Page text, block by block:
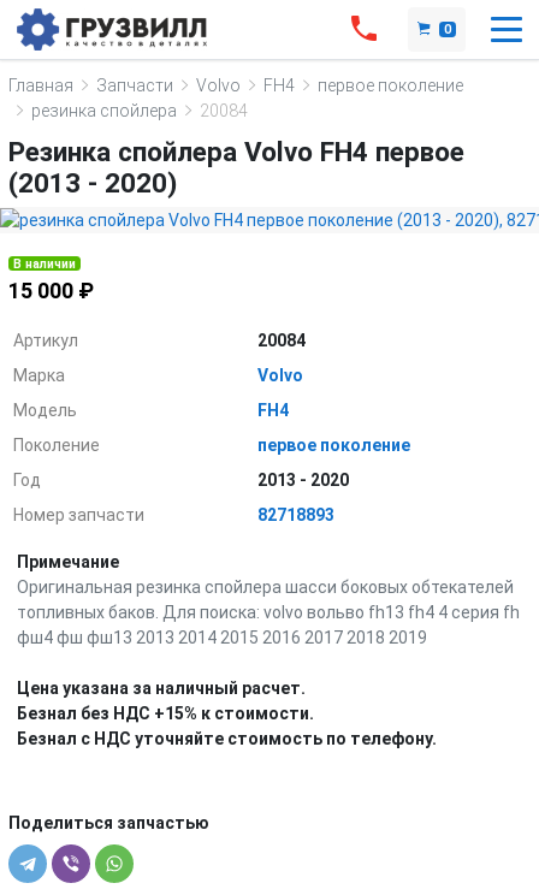
0
Главная Запчасти Volvo FH4
первое поколение
резинка спойлера
20084
Резинка спойлера Volvo FH4 первое
(2013 - 2020)
В наличии
15 000 ₽
Артикул
20084
Марка
Volvo
Модель
FH4
Поколение
первое поколение
Год
2013 - 2020
Номер запчасти
82718893
Примечание
Оригинальная резинка спойлера шасси боковых обтекателей
топливных баков. Для поиска: volvo вольво fh13 fh4 4 серия fh
фш4 фш фш13 2013 2014 2015 2016 2017 2018 2019
Цена указана за наличный расчет.
Безнал без НДС +15% к стоимости.
Безнал с НДС уточняйте стоимость по телефону.
Поделиться запчастью